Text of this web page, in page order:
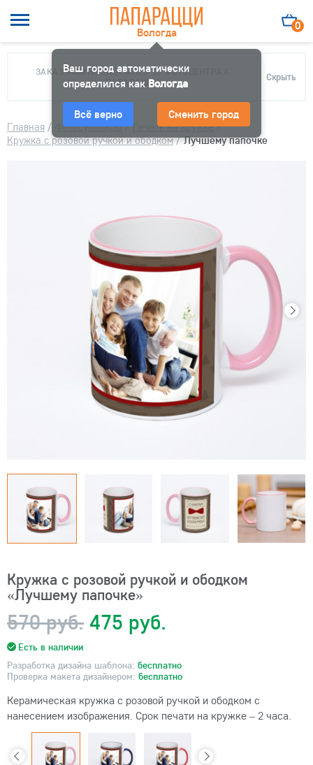
Вологда
Ваш город автоматически
определился как Вологда
Всё верно Сменить город
0
ЗАКАЗ МОЖНО ЗАБРАТЬ В 10 ФОТОЦЕНТРАХ
ПАПАРАЦЦИ
Скрыть
Главная / Фотосувениры/ Печать на кружке/
Кружка с розовой ручкой и ободком/ Лучшему папочке
Кружка с розовой ручкой и ободком
«Лучшему папочке»
570 руб. 475 руб.
Есть в наличии
Разработка дизайна шаблона: бесплатно
Проверка макета дизайнером: бесплатно
Керамическая кружка с розовой ручкой и ободком с
нанесением изображения. Срок печати на кружке – 2 часа.